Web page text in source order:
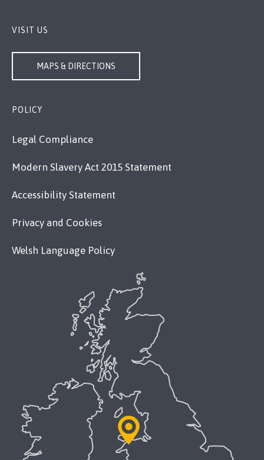
VISIT US
MAPS & DIRECTIONS
POLICY
Legal Compliance
Modern Slavery Act 2015 Statement
Accessibility Statement
Privacy and Cookies
Welsh Language Policy